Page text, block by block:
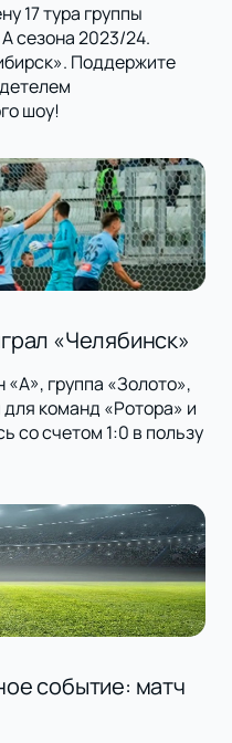
17 тура группы
сезона 2023/24.
Поддержите
шоу!
«Челябинск»
«А», группа «Золото»,
для команд «Ротора» и
со счетом 1:0 в пользу
событие: матч